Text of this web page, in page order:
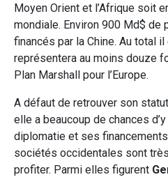
Moyen Orient et l’Afrique soit
mondiale. Environ 900 Md$ de
financés par la Chine. Au total
représentera au moins douze
Plan Marshall pour l’Europe.
A défaut de retrouver son
elle a beaucoup de chances
diplomatie et ses
sociétés occidentales sont
profiter. Parmi elles figurent